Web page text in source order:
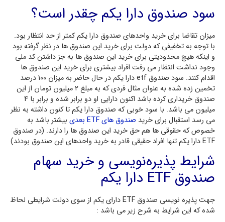
سود صندوق دارا یکم چقدر است؟
میزان تقاضا برای خرید واحدهای صندوق دارا یکم کمتر از حد انتظار بود.
با توجه به تخفیفی که دولت برای خرید این صندوق ها در نظر گرفته بود
و اینکه هیچ محدودیتی برای خرید این صندوق ها به جز داشتن کد ملی
وجود نداشت انتظار می رفت افراد بیشتری برای خرید این صندوق ها
اقدام کنند. سود صندوق etf دارا یکم در حال حاضر به میزان 100 درصد
تخمین زده شده به عنوان مثال فردی که به مبلغ 2 میلیون تومان از این
صندوق خریداری کرده باشد اکنون دارایی او دو برابر شده و برابر با 4
میلیون می باشد. با سود خوبی که صندوق دارا یکم تا کنون داشته به نظر
می رسد استقبال برای خرید صندوق های ETF بعدی
بیشتر باشد به
خصوص که حقوقی ها هم حق خرید این صندوق ها را دارند. (در صندوق
ETF دارا یکم تنها افراد حقیقی قادر به خرید واحدهای این صندوق بودند)
شرایط پذیره‌نویسی و خرید سهام
صندوق ETF دارا یکم
جهت پذیره نویسی صندوق ETF دارای یکم از سوی دولت شرایطی لحاظ
شده که این شرایط به شرح زیر می باشد :